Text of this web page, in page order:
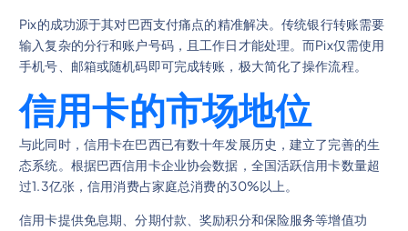
Pix的成功源于其对巴西支付痛点的精准解决。传统银行转账需要
输入复杂的分行和账户号码，且工作日才能处理。而Pix仅需使用
手机号、邮箱或随机码即可完成转账，极大简化了操作流程。
信用卡的市场地位
与此同时，信用卡在巴西已有数十年发展历史，建立了完善的生
态系统。根据巴西信用卡企业协会数据，全国活跃信用卡数量超
过1.3亿张，信用消费占家庭总消费的30%以上。
信用卡提供免息期、分期付款、奖励积分和保险服务等增值功